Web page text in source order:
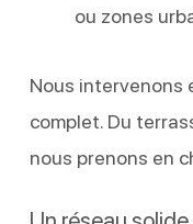
ou zones
Nous intervenons
complet. Du
nous prenons en